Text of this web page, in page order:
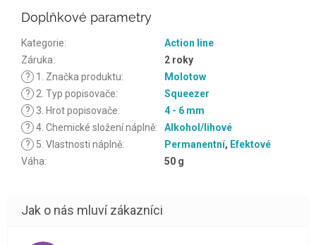
Doplňkové parametry
Kategorie:
Action line
Záruka:
2 roky
?
1. Značka produktu:
Molotow
?
2. Typ popisovače:
Squeezer
?
3. Hrot popisovače:
4 - 6 mm
? 4. Chemické složení náplně:
Alkohol/lihové
?
5. Vlastnosti náplně: Permanentní, Efektové
Váha: 50 g